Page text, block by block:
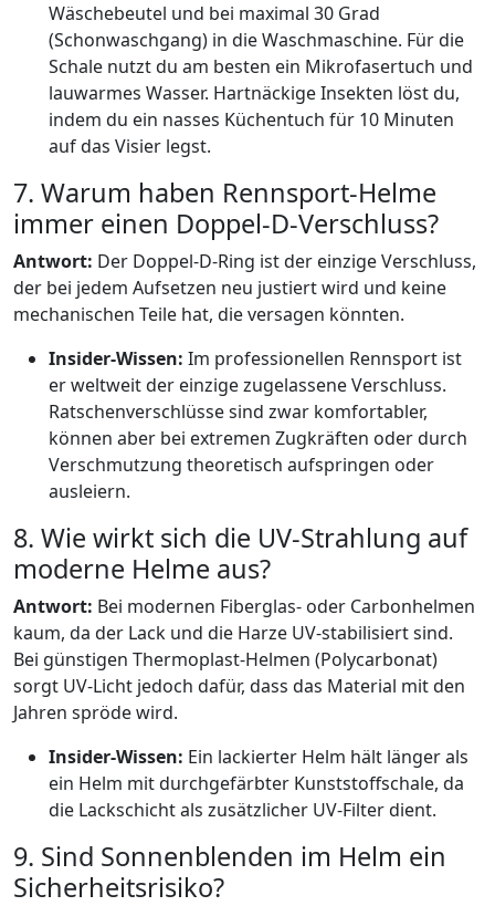
Wäschebeutel und bei maximal 30 Grad
(Schonwaschgang) in die Waschmaschine. Für die
Schale nutzt du am besten ein Mikrofasertuch und
lauwarmes Wasser. Hartnäckige Insekten löst du,
indem du ein nasses Küchentuch für 10 Minuten
auf das Visier legst.
7. Warum haben Rennsport-Helme
immer einen Doppel-D-Verschluss?
Antwort: Der Doppel-D-Ring ist der einzige Verschluss,
der bei jedem Aufsetzen neu justiert wird und keine
mechanischen Teile hat, die versagen könnten.
Insider-Wissen: Im professionellen Rennsport ist
er weltweit der einzige zugelassene Verschluss.
Ratschenverschlüsse sind zwar komfortabler,
können aber bei extremen Zugkräften oder durch
Verschmutzung theoretisch aufspringen oder
ausleiern.
8. Wie wirkt sich die UV-Strahlung auf
moderne Helme aus?
Antwort: Bei modernen Fiberglas- oder Carbonhelmen
kaum, da der Lack und die Harze UV-stabilisiert sind.
Bei günstigen Thermoplast-Helmen (Polycarbonat)
sorgt UV-Licht jedoch dafür, dass das Material mit den
Jahren spröde wird.
Insider-Wissen: Ein lackierter Helm hält länger als
ein Helm mit durchgefärbter Kunststoffschale, da
die Lackschicht als zusätzlicher UV-Filter dient.
9. Sind Sonnenblenden im Helm ein
Sicherheitsrisiko?